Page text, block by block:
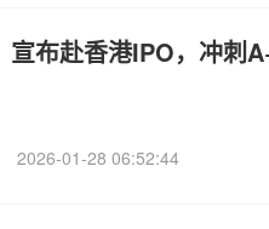
宣布赴香港IPO，冲刺
2026-01-28 06:52:44